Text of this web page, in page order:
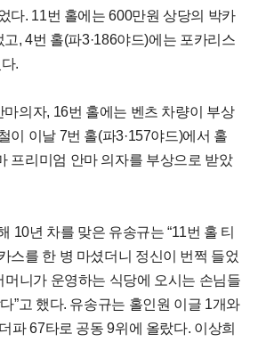
다. 11번 홀에는 600만원 상당의 박카
, 4번 홀(파3·186야드)에는 포카리스
.
의자, 16번 홀에는 벤츠 차량이 부상
이 이날 7번 홀(파3·157야드)에서 홀
프리미엄 안마 의자를 부상으로 받았
10년 차를 맞은 유송규는 “11번 홀 티
스를 한 병 마셨더니 정신이 번쩍 들었
머니가 운영하는 식당에 오시는 손님들
”고 했다. 유송규는 홀인원 이글 1개와
파 67타로 공동 9위에 올랐다. 이상희